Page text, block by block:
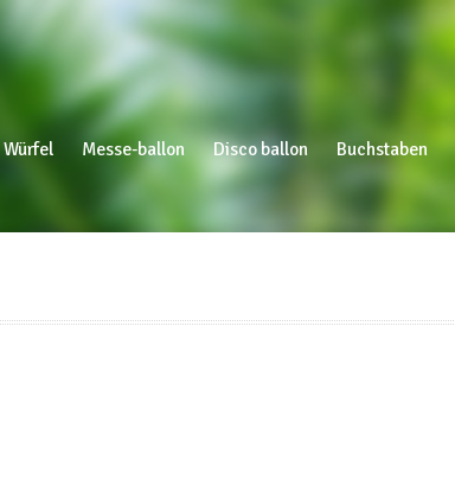
Würfel Messe-ballon Disco ballon Buchstaben